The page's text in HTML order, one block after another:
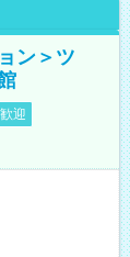
ン＞ツ
迎